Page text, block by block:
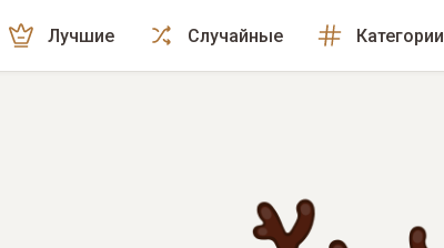
Лучшие Случайные Категории